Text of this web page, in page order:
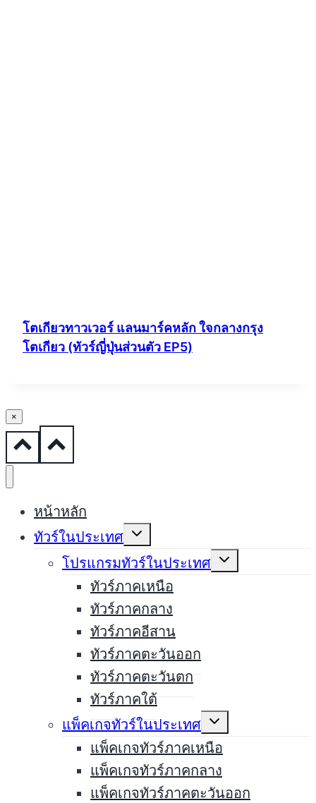
โตเกียวทาวเวอร์ แลนมาร์คหลัก ใจกลางกรุง
โตเกียว (ทัวร์ญี่ปุ่นส่วนตัว EP5)
×
หน้าหลัก
ทัวร์ในประเทศ
Expand
โปรแกรมทัวร์ในประเทศ
Expand
ทัวร์ภาคเหนือ
ทัวร์ภาคกลาง
ทัวร์ภาคอีสาน
ทัวร์ภาคตะวันออก
ทัวร์ภาคตะวันตก
ทัวร์ภาคใต้
แพ็คเกจทัวร์ในประเทศ
Expand
menu
แพ็คเกจทัวร์ภาคเหนือ
แพ็คเกจทัวร์ภาคกลาง
แพ็คเกจทัวร์ภาคตะวันออก